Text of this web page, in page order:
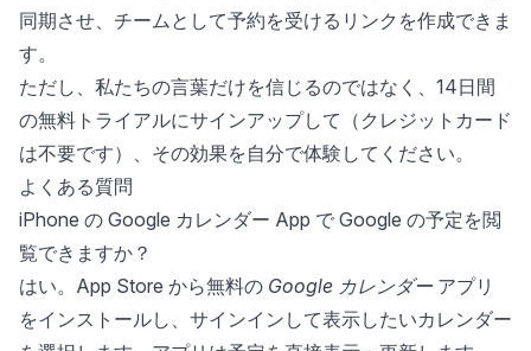
同期させ、チームとして予約を受けるリンクを作成できま
す。
ただし、私たちの言葉だけを信じるのではなく、 14日間
の無料トライアルにサインアップして（クレジットカード
は不要です）、その効果を自分で体験してください。
よくある質問
iPhone の Google カレンダー App で Google の予定を閲
覧できますか？
はい。App Store から無料の Google カレンダーアプリ
をインストールし、サインインして表示したいカレンダー